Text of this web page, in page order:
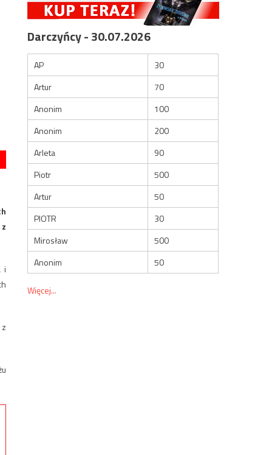
i
Darczyńcy - 30.07.2026
AP
30
Artur
70
Anonim
100
Anonim
200
Arleta
90
Piotr
500
Artur
50
PIOTR
30
Mirosław
500
Anonim
50
Więcej...